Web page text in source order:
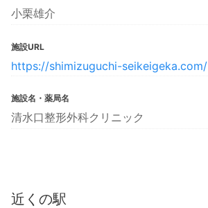
小栗雄介
施設URL
https://shimizuguchi-seikeigeka.com/
施設名・薬局名
清水口整形外科クリニック
近くの駅